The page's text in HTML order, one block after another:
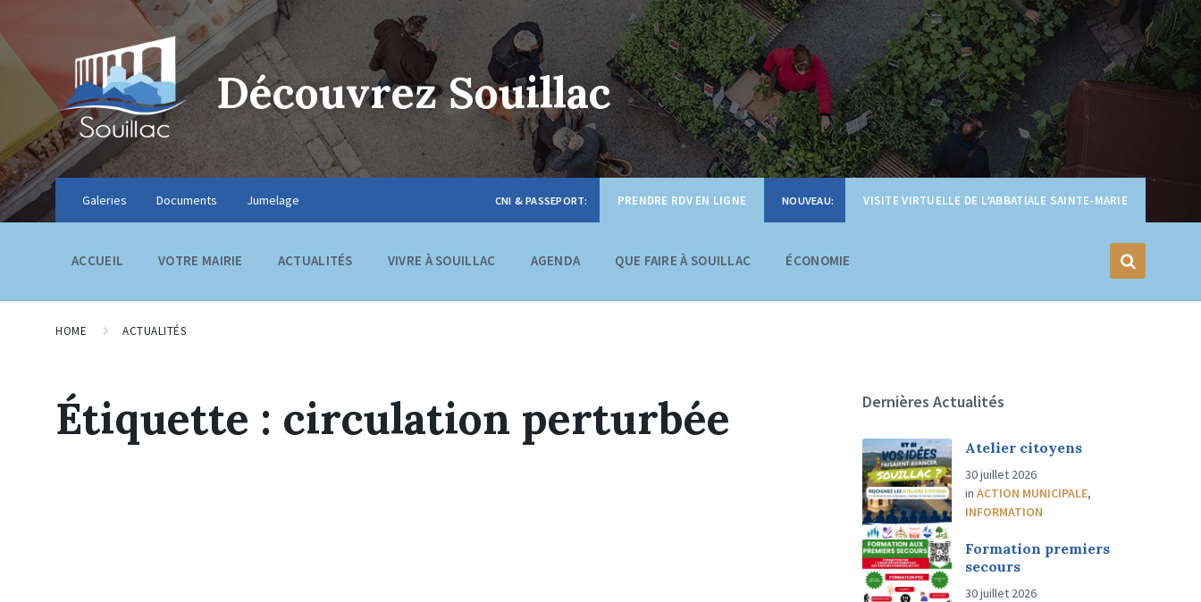
Découvrez Souillac
Galeries Documents Jumelage VISITE VIRTUELLE DE L’ABBATIALE SAINTE-MARIE
PRENDRE RDV EN LIGNE
ACCUEIL VOTRE MAIRIE ACTUALITÉS VIVRE À SOUILLAC AGENDA QUE FAIRE À SOUILLAC ÉCONOMIE
HOME ACTUALITÉS
Étiquette : circulation perturbée Dernières Actualités
Atelier citoyens
30 juillet 2026
inACTION MUNICIPALE,
INFORMATION
Formation premiers
secours
30 juillet 2026